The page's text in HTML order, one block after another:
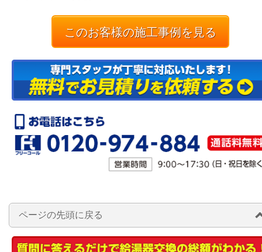
このお客様の施工事例を見る
ページの先頭に戻る